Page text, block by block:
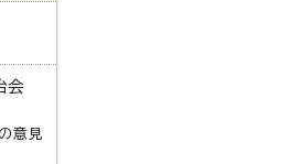
会
意見